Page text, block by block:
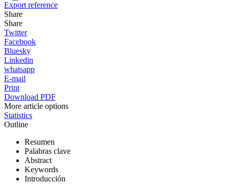
Export reference
Share
Share
Twitter
Facebook
Bluesky
Linkedin
whatsapp
E-mail
Print
Download PDF
More article options
Statistics
Outline
Resumen
Palabras clave
Abstract
Keywords
Introducción